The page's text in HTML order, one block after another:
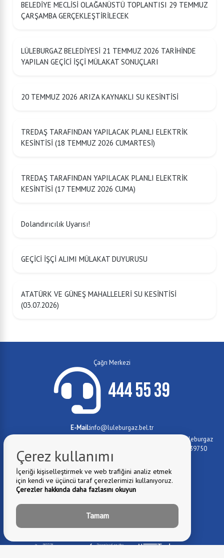
BELEDİYE MECLİSİ OLAĞANÜSTÜ TOPLANTISI 29 TEMMUZ
ÇARŞAMBA GERÇEKLEŞTİRİLECEK
LÜLEBURGAZ BELEDİYESİ 21 TEMMUZ 2026 TARİHİNDE
YAPILAN GEÇİCİ İŞÇİ MÜLAKAT SONUÇLARI
20 TEMMUZ 2026 ARIZA KAYNAKLI SU KESİNTİSİ
TREDAŞ TARAFINDAN YAPILACAK PLANLI ELEKTRİK
KESİNTİSİ (18 TEMMUZ 2026 CUMARTESİ)
TREDAŞ TARAFINDAN YAPILACAK PLANLI ELEKTRİK
KESİNTİSİ (17 TEMMUZ 2026 CUMA)
Dolandırıcılık Uyarısı!
GEÇİCİ İŞÇİ ALIMI MÜLAKAT DUYURUSU
ATATÜRK VE GÜNEŞ MAHALLELERİ SU KESİNTİSİ
(03.07.2026)
Çağrı Merkezi
444 55 39
E-Mail:info@luleburgaz.bel.tr
İstiklal Mahallesi Özgürlük Caddesi No:115 - Lüleburgaz
Yıldızları Sanat Akademisi (Lüleburgaz Devlet Hastanesi yanı) 39750
Lüleburgaz/KIRKLARELİ
Fax:0288 417 4779
Telefon:0 288 417 1012
Telefon:
Çerez kullanımı
İçeriği kişiselleştirmek ve web trafiğini analiz etmek
için kendi ve üçüncü taraf çerezlerimizi kullanıyoruz.
Çerezler hakkında daha fazlasını okuyun
Tamam